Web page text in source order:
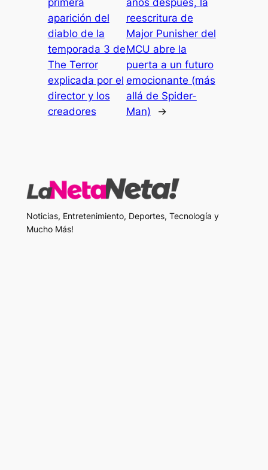
primera
aparición del
diablo de la
temporada 3 de
The Terror
explicada por el
director y los
creadores
años después, la
reescritura de
Major Punisher del
MCU abre la
puerta a un futuro
emocionante (más
allá de Spider-
Man)
→
Noticias, Entretenimiento, Deportes, Tecnología y
Mucho Más!